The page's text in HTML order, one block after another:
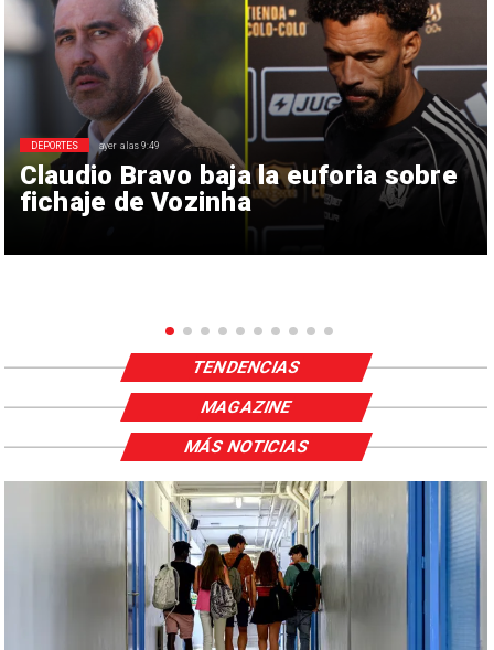
Claudio Bravo baja la euforia sobre
fichaje de Vozinha
DEPORTES ayer a las 9:49
TENDENCIAS
MAGAZINE
MÁS NOTICIAS